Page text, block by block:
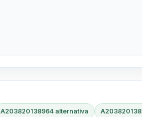
A203820138964 alternatíva